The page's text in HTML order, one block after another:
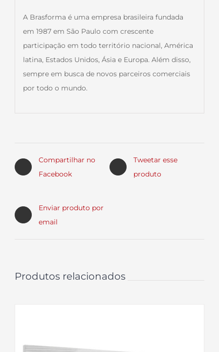
A Brasforma é uma empresa brasileira fundada
em 1987 em São Paulo com crescente
participação em todo território nacional, América
latina, Estados Unidos, Ásia e Europa. Além disso,
sempre em busca de novos parceiros comerciais
por todo o mundo.
Compartilhar no
Facebook
Tweetar esse
produto
Enviar produto por
email
Produtos relacionados